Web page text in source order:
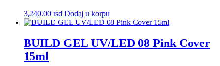
3,240.00 rsd Dodaj u korpu
BUILD GEL UV/LED 08 Pink Cover
15ml